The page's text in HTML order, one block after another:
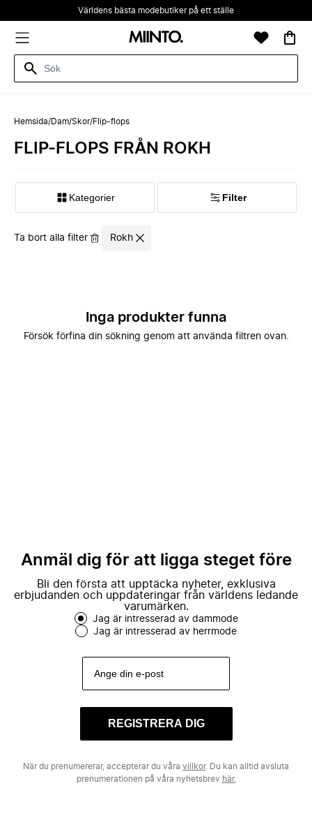
Världens bästa modebutiker på ett ställe
Hemsida/Dam/Skor/Flip-flops
FLIP-FLOPS FRÅN ROKH
Kategorier Filter
Ta bort alla filter Rokh
Inga produkter funna
Försök förfina din sökning genom att använda filtren ovan.
Anmäl dig för att ligga steget före
Bli den första att upptäcka nyheter, exklusiva
erbjudanden och uppdateringar från världens ledande
varumärken.
Jag är intresserad av dammode
Jag är intresserad av herrmode
REGISTRERA DIG
När du prenumererar, accepterar du våra villkor. Du kan alltid avsluta
prenumerationen på våra nyhetsbrev här.